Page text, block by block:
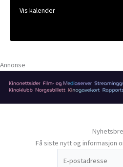
Vis kalender
Annonse
Få siste nytt og informasjon